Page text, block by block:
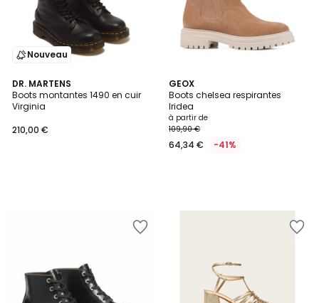
Nouveau
DR. MARTENS
Boots montantes 1490 en cuir
Virginia
210,00 €
GEOX
Boots chelsea respirantes
Iridea
à partir de
109,90 €
64,34 € -41%